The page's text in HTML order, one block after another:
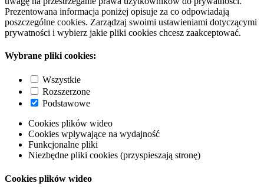
Prezentowana informacja poniżej opisuje za co odpowiadają
poszczególne cookies. Zarządzaj swoimi ustawieniami dotyczącymi
prywatności i wybierz jakie pliki cookies chcesz zaakceptować.
Wybrane pliki cookies:
Wszystkie
Rozszerzone
Podstawowe
Cookies plików wideo
Cookies wpływające na wydajność
Funkcjonalne pliki
Niezbędne pliki cookies (przyspieszają stronę)
Cookies plików wideo